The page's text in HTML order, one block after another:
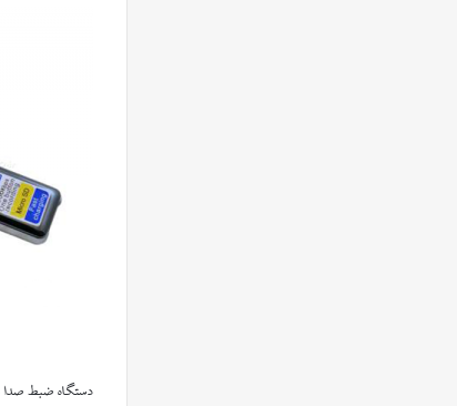
دستگاه ضبط صدا Lander LD-76 – هوشمند و پیشرفته